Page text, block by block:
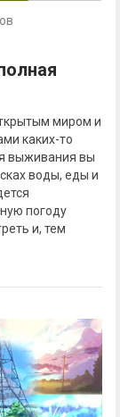
миром и
каких-то
выживания вы
воды, еды и
погоду
и, тем